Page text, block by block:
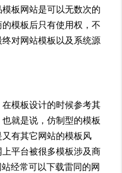
板网站是可以无数次的
模板后只有使用权，不
对网站模板以及系统源
模板设计的时候参考其
就是说，仿制型的模板
有其它网站的模板风
平台被很多模板涉及商
经常可以下载雷同的网